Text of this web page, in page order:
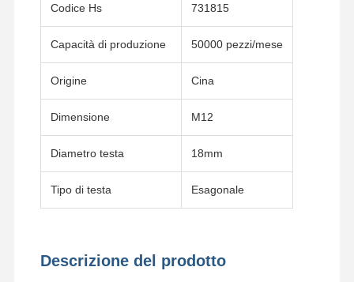
BOLT di tracciato
Codice Hs 731815
Capacità di produzione 50000 pezzi/mese
Origine Cina
Dimensione M12
Diametro testa 18mm
Tipo di testa Esagonale
Descrizione del prodotto